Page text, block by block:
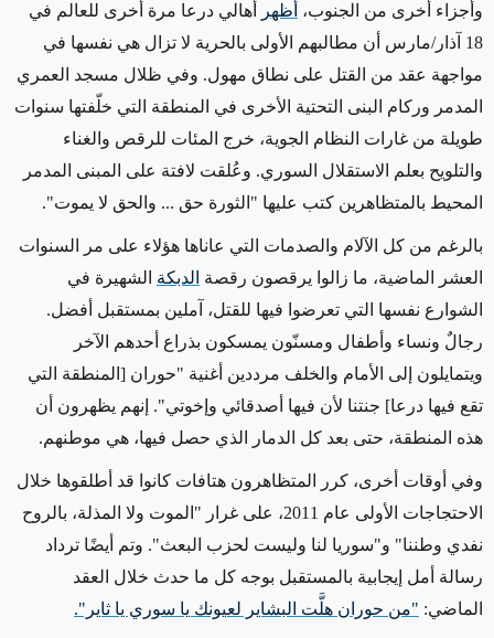
وأجزاء أخرى من الجنوب، أظهر
أهالي درعا مرة أخرى للعالم في
18 آذار/مارس أن مطالبهم الأولى بالحرية لا تزال هي نفسها في
مواجهة عقد من القتل على نطاق مهول. وفي ظلال مسجد العمري
المدمر وركام البنى التحتية الأخرى في المنطقة التي خلّفتها سنوات
طويلة من غارات النظام الجوية، خرج المئات للرقص والغناء
والتلويح بعلم الاستقلال السوري. وعُلقت لافتة على المبنى المدمر
المحيط بالمتظاهرين كتب عليها "الثورة حق ... والحق لا يموت".
بالرغم من كل الآلام والصدمات التي عاناها هؤلاء على مر السنوات
العشر الماضية، ما زالوا يرقصون رقصة الدبكة الشهيرة في
الشوارع نفسها التي تعرضوا فيها للقتل، آملين بمستقبل أفضل.
رجالٌ ونساء وأطفال ومسنّون يمسكون بذراع أحدهم الآخر
ويتمايلون إلى الأمام والخلف مرددين أغنية "حوران [المنطقة التي
تقع فيها درعا] جنتنا لأن فيها أصدقائي وإخوتي". إنهم يظهرون أن
هذه المنطقة، حتى بعد كل الدمار الذي حصل فيها، هي موطنهم.
وفي أوقات أخرى، كرر المتظاهرون هتافات كانوا قد أطلقوها خلال
الاحتجاجات الأولى عام 2011، على غرار "الموت ولا المذلة، بالروح
نفدي وطننا" و"سوريا لنا وليست لحزب البعث". وتم أيضًا ترداد
رسالة أمل إيجابية بالمستقبل بوجه كل ما حدث خلال العقد
الماضي: "من حوران هلَّت البشاير لعيونك يا سوري يا ثاير".